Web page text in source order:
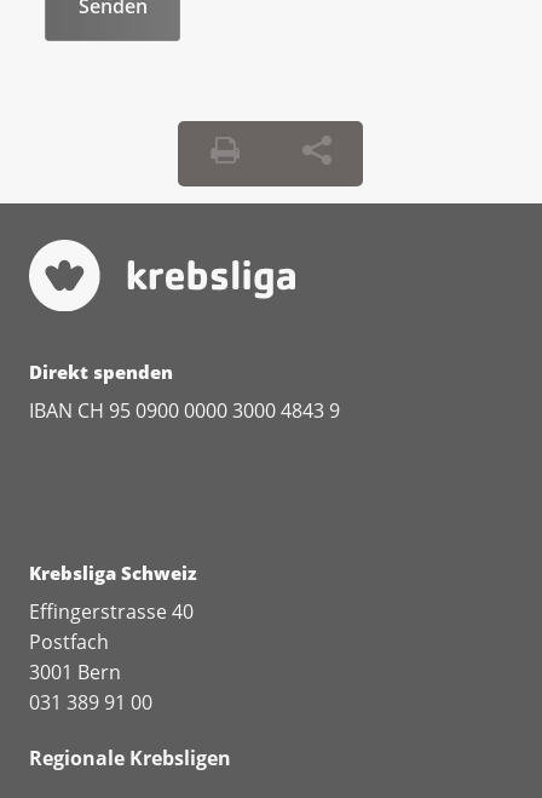
Direkt spenden
IBAN CH 95 0900 0000 3000 4843 9
Krebsliga Schweiz
Effingerstrasse 40
Postfach
3001 Bern
031 389 91 00
Regionale Krebsligen